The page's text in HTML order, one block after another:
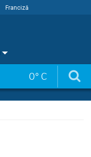
Franciză
0° C